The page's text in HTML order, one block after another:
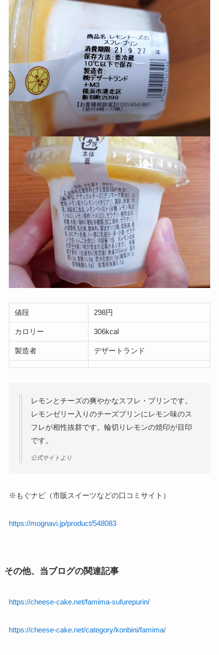
値段 298円
カロリー 306kcal
製造者 デザートランド
レモンとチーズの爽やかなスフレ・プリンです。
レモンゼリー入りのチーズプリンにレモン味のス
フレが相性抜群です。輪切りレモンの焼印が目印
です。
公式サイトより
※もぐナビ（市販スイーツなどの口コミサイト）
https://mognavi.jp/product/548083
その他、当ブログの関連記事
https://cheese-cake.net/famima-sufurepurin/
https://cheese-cake.net/category/konbini/famima/